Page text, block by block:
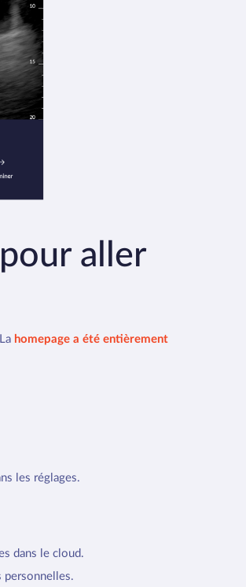
aller
homepage a été entièrement
les réglages.
dans le cloud.
personnelles.